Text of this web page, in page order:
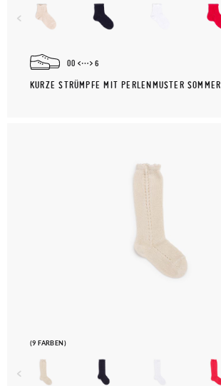
00 6
KURZE STRÜMPFE MIT PERLENMUSTER SOMMER
(9 FARBEN)